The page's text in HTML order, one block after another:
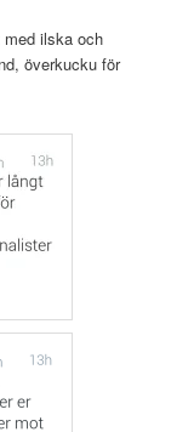
med ilska och
överkucku för